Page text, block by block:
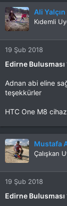
Ali Yalçın
Kıdemli
19 Şub 2018
Edirne
Adnan abi eline
teşekkürler
HTC One M8
Mustafa
Çalışkan
19 Şub 2018
Edirne